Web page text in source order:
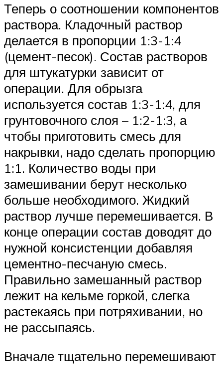
Теперь о соотношении компонентов
раствора. Кладочный раствор
делается в пропорции 1:3-1:4
(цемент-песок). Состав растворов
для штукатурки зависит от
операции. Для обрызга
используется состав 1:3-1:4, для
грунтовочного слоя – 1:2-1:3, а
чтобы приготовить смесь для
накрывки, надо сделать пропорцию
1:1. Количество воды при
замешивании берут несколько
больше необходимого. Жидкий
раствор лучше перемешивается. В
конце операции состав доводят до
нужной консистенции добавляя
цементно-песчаную смесь.
Правильно замешанный раствор
лежит на кельме горкой, слегка
растекаясь при потряхивании, но
не рассыпаясь.
Вначале тщательно перемешивают